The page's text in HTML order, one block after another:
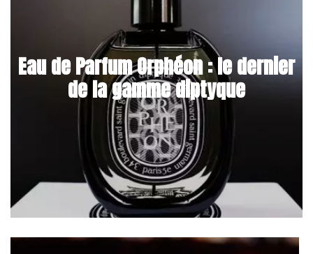
Eau de Parfum Orphéon : le dernier
de la gamme diptyque